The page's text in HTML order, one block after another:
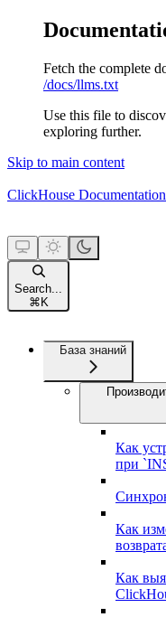
Fetch the complete
/docs/llms.txt
Use this file to
exploring further.
Skip to main content
ClickHouse Documentation
Search...
⌘ K
База знаний
Как
при
Как
Как